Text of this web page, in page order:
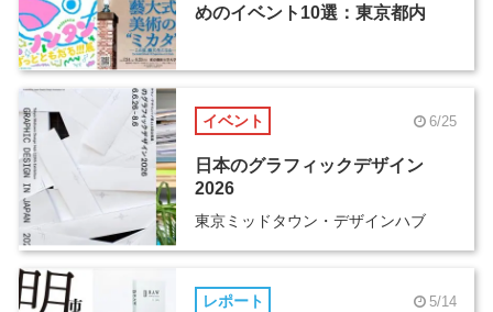
めのイベント10選：東京都内
イベント 6/25
日本のグラフィックデザイン
2026
東京ミッドタウン・デザインハブ
レポート 5/14